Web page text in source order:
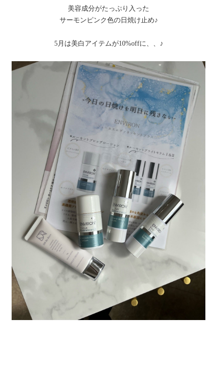
美容成分がたっぷり入った
サーモンピンク色の日焼け止め♪
5月は美白アイテムが10%offに、、♪